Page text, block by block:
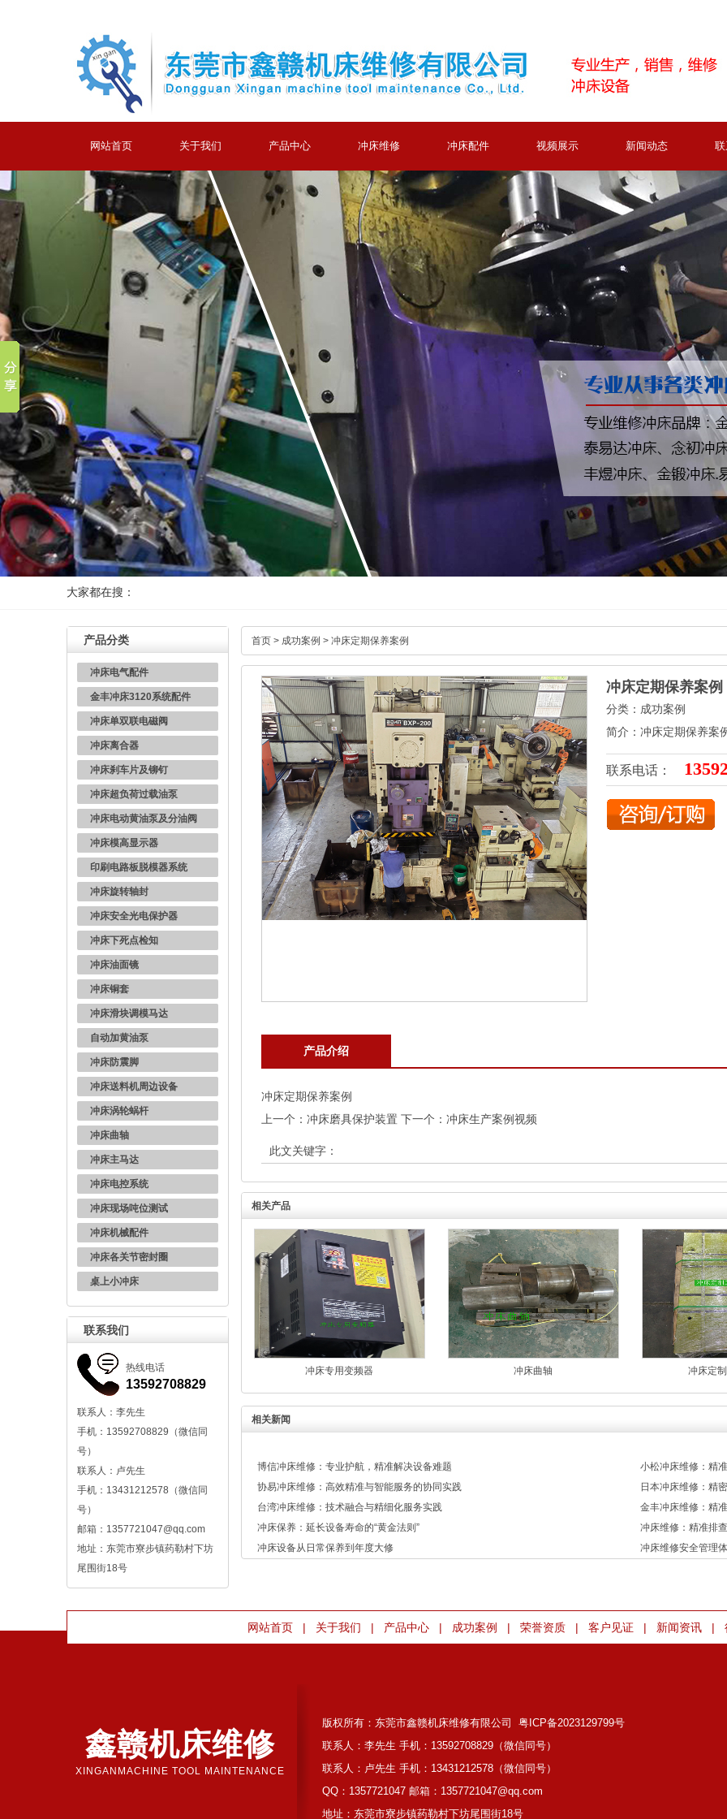
网站首页 关于我们 产品中心 冲床维修 冲床配件 视频展示 新闻动态
大家都在搜：
产品分类
冲床电气配件
金丰冲床3120系统配件
冲床单双联电磁阀
冲床离合器
冲床刹车片及铆钉
冲床超负荷过载油泵
冲床电动黄油泵及分油阀
冲床模高显示器
印刷电路板脱模器系统
冲床旋转轴封
冲床安全光电保护器
冲床下死点检知
冲床油面镜
冲床铜套
冲床滑块调模马达
自动加黄油泵
冲床防震脚
冲床送料机周边设备
冲床涡轮蜗杆
冲床曲轴
冲床主马达
冲床电控系统
冲床现场吨位测试
冲床机械配件
冲床各关节密封圈
桌上小冲床
联系我们
热线电话
13592708829
联系人：李先生
手机：13592708829（微信同
号）
联系人：卢先生
手机：13431212578（微信同
号）
邮箱：1357721047@qq.com
地址：东莞市寮步镇药勒村下坊
尾围街18号
首页 > 成功案例 > 冲床定期保养案例
冲床定期保养案例
分类：成功案例
简介：冲床定期保养案
联系电话：
产品介绍
冲床定期保养案例
上一个： 冲床磨具保护装置 下一个： 冲床生产案例视频
此文关键字：
相关产品
冲床专用变频器 冲床曲轴 冲床定
相关新闻
博信冲床维修：专业护航，精准解决设备难题
小松冲床维修：精
协易冲床维修：高效精准与智能服务的协同实践
日本冲床维修：精
台湾冲床维修：技术融合与精细化服务实践
金丰冲床维修：精
冲床保养：延长设备寿命的“黄金法则”
冲床维修：精准排
冲床设备从日常保养到年度大修
冲床维修安全管理
网站首页 | 关于我们 | 产品中心 | 成功案例 | 荣誉资质 | 客户见证 | 新闻资讯 |
鑫赣机床维修
XINGANMACHINE TOOL MAINTENANCE
版权所有：东莞市鑫赣机床维修有限公司 粤ICP备2023129799号
联系人：李先生 手机：13592708829（微信同号）
联系人：卢先生 手机：13431212578（微信同号）
QQ：1357721047 邮箱：1357721047@qq.com
地址：东莞市寮步镇药勒村下坊尾围街18号